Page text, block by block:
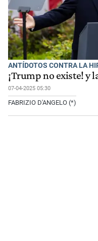
ANTÍDOTOS CONTRA LA
¡Trump no existe! y
07-04-2025 05:30
FABRIZIO D'ANGELO (*)